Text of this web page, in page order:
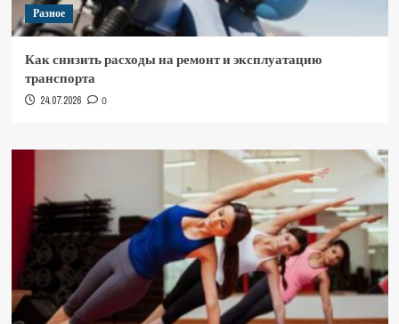
Разное
Как снизить расходы на ремонт и эксплуатацию
транспорта
24.07.2026 0